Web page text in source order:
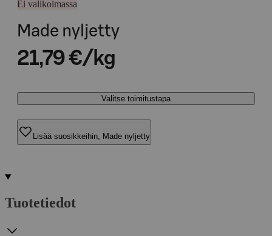
Ei valikoimassa
Made nyljetty
21,79 €/kg
Valitse toimitustapa
Lisää suosikkeihin, Made nyljetty
Tuotetiedot